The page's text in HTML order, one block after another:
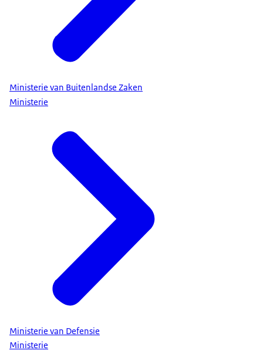
Ministerie van Buitenlandse Zaken
Ministerie
Ministerie van Defensie
Ministerie